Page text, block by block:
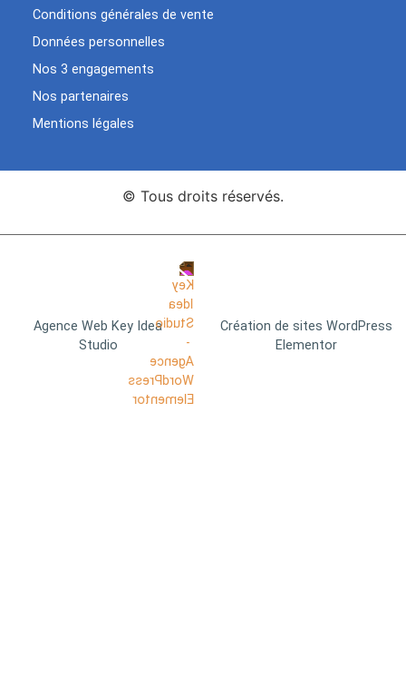
Conditions générales de vente
Données personnelles
Nos 3 engagements
Nos partenaires
Mentions légales
© Tous droits réservés.
Agence Web Key Idea
Studio
Création de sites WordPress
Elementor